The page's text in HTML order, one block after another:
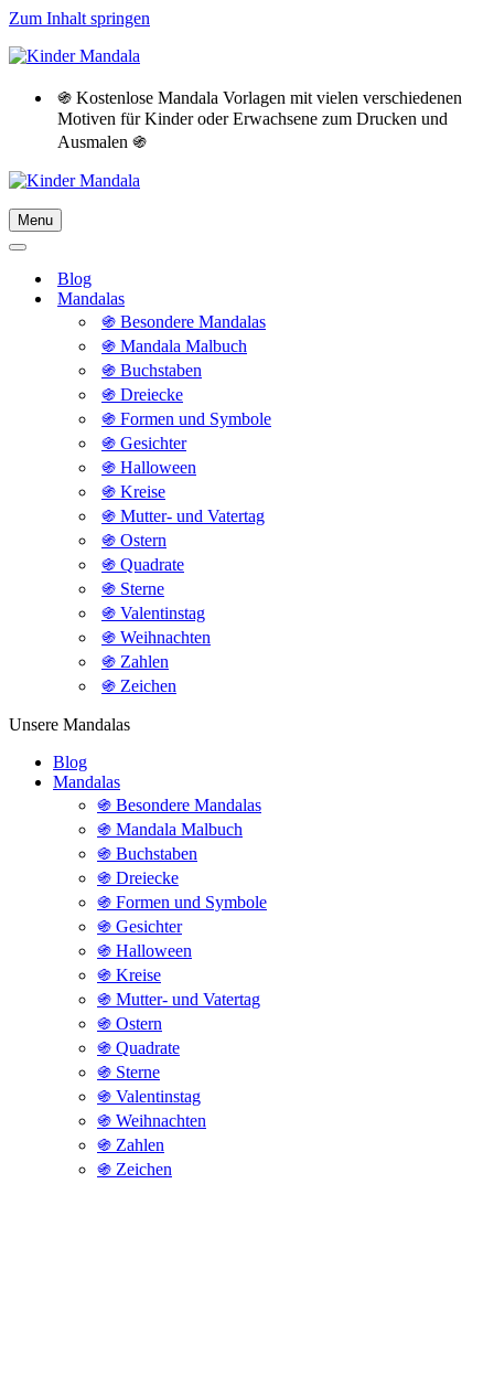
Zum Inhalt springen
֍ Kostenlose Mandala Vorlagen mit vielen verschiedenen
Motiven für Kinder oder Erwachsene zum Drucken und
Ausmalen ֍
Menu
Navigationsmenü
Navigationsmenü
Blog
Mandalas
֍ Besondere Mandalas
֍ Mandala Malbuch
֍ Buchstaben
֍ Dreiecke
֍ Formen und Symbole
֍ Gesichter
֍ Halloween
֍ Kreise
֍ Mutter- und Vatertag
֍ Ostern
֍ Quadrate
֍ Sterne
֍ Valentinstag
֍ Weihnachten
֍ Zahlen
֍ Zeichen
Unsere Mandalas
Blog
Mandalas
֍ Besondere Mandalas
֍ Mandala Malbuch
֍ Buchstaben
֍ Dreiecke
֍ Formen und Symbole
֍ Gesichter
֍ Halloween
֍ Kreise
֍ Mutter- und Vatertag
֍ Ostern
֍ Quadrate
֍ Sterne
֍ Valentinstag
֍ Weihnachten
֍ Zahlen
֍ Zeichen